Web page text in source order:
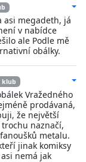
asi megadeth, já
v nabídce
ale Podle mě
obálky.
klub
Vražedného
prodávaná,
že největší
naznačí,
metalu.
jinak komiksy
nemá jak